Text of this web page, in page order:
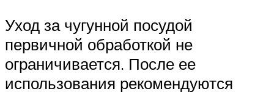
Уход за чугунной посудой
первичной обработкой не
ограничивается. После ее
использования рекомендуются